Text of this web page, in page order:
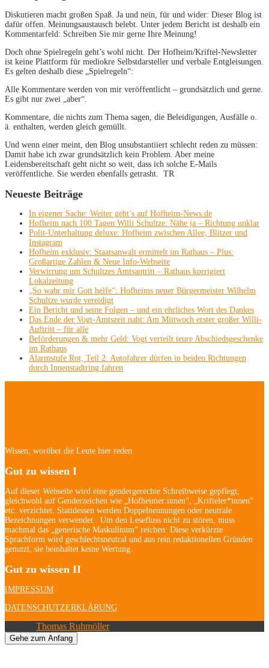
Diskutieren macht großen Spaß. Ja und nein, für und wider: Dieser Blog ist
dafür offen. Meinungsaustausch belebt. Unter jedem Bericht ist deshalb ein
Kommentarfeld: Schreiben Sie mir gerne Ihre Meinung!
Doch ohne Spielregeln geht’s wohl nicht. Der Hofheim/Kriftel-Newsletter
ist keine Plattform für mediokre Selbstdarsteller und verbale Entgleisungen.
Es gelten deshalb diese „Spielregeln“:
Alle Kommentare werden von mir veröffentlicht – grundsätzlich und gerne.
Es gibt nur zwei „aber“.
Kommentare, die nichts zum Thema sagen, die Beleidigungen, Ausfälle o.
ä. enthalten, werden gleich gemüllt.
Und wenn einer meint, den Blog unsubstantiiert schlecht reden zu müssen:
Damit habe ich zwar grundsätzlich kein Problem. Aber meine
Leidensbereitschaft geht nicht so weit, dass ich solche E-Mails
veröffentliche. Sie werden ebenfalls getrasht. TR
Neueste Beiträge
In eigener Sache: Weiter geht’s auf Hofheim-News.de
Hofheim nach 100 Tagen Willi Schultze: Nähe ja – Richtung unklar
Polit-Unterhaltung deluxe: Hofheim zwischen Allee, Blitzer und
Instagram
Hofheim exklusiv: Staatsanwalt ermittelt im Rathaus – Plus:
Großartige Zahlen & Neue Info-Webseite
Verwirrung um Schultzes Amtsantritt – Rathaus korrigiert
Lokalzeitung
„So wahr mir Gott helfe“: Hofheims neuer Bürgermeister Wilhelm
Schultze wurde vereidigt
Ein Bericht und seine Folgen – und ein ehrliches Wort des Dankes
Das Ende der Vogt-Amtszeit naht: Am Mittwoch erster großer Willi-
Auftritt – für alle
Beförderungen & mehr Geld: Vogt verteilt teure Abschiedsgeschenke
im Rathaus
Alarmstufe Rot, Teil 2: Autofahrer dürfen in beiden Richtungen
durch Innenstadtring fahren
Wissen, worüber die Leute hier reden
Gut zu wissen I
Auf dieser Webseite wird eine gendergerechte Schreibweise gepflegt,
gleichwohl auf Genderzeichen wie „Hofheimer:innen“, „Krifteler*innen“
etc. verzichtet. Stattdessen werden Doppelnennungen oder neutrale
Bezeichnungen verwendet. Um den Lesefluss nicht zu stören, muss
machmal das „generische Maskulinum“ reichen: Diese verkürzte
Sprachform wird geschlechtsneutral und aus rein redaktionellen Gründen
genutzt, sie beinhaltet keine Wertung.
Gut zu wissen II
IMPRESSUM
DATENSCHUTZERKLÄRUNG
Thomas Ruhmöller| Alle Rechte vorbehalten.
Gehe zum Anfang